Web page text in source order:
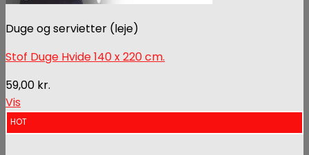
Duge og servietter (leje)
Stof Duge Hvide 140 x 220 cm.
59,00 kr.
Vis
HOT